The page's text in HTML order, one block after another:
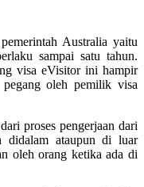
Australia yaitu
sampai satu tahun.
visa eVisitor ini hampir
oleh pemilik visa
proses pengerjaan dari
ataupun di luar
oleh orang ketika ada di